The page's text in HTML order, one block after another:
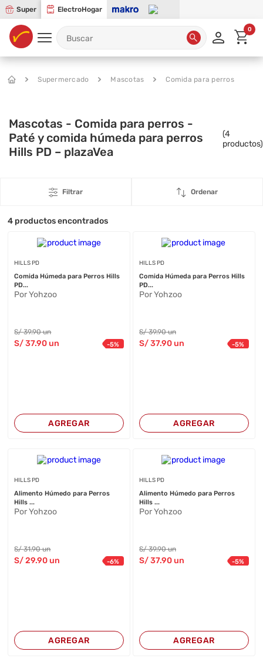
Super ElectroHogar
0
Supermercado Mascotas Comida para perros
Mascotas - Comida para perros -
Paté y comida húmeda para perros
Hills PD – plazaVea
(4
productos)
Filtrar Ordenar
4 productos encontrados
HILLS PD
Comida Húmeda para Perros Hills
PD...
Por Yohzoo
S/39.90 un
S/37.90 un -5%
AGREGAR
HILLS PD
Comida Húmeda para Perros Hills
PD...
Por Yohzoo
S/39.90 un
S/37.90un -5%
AGREGAR
HILLS PD
Alimento Húmedo para Perros
Hills ...
Por Yohzoo
S/31.90 un
S/29.90 un -6%
AGREGAR
HILLS PD
Alimento Húmedo para Perros
Hills ...
Por Yohzoo
S/39.90 un
S/37.90un -5%
AGREGAR